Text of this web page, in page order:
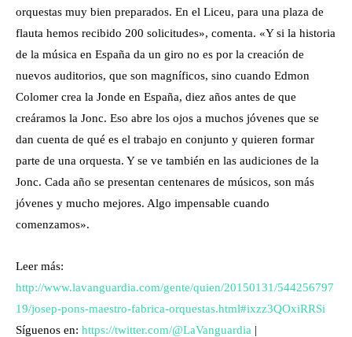
orquestas muy bien preparados. En el Liceu, para una plaza de
flauta hemos recibido 200 solicitudes», comenta. «Y si la historia
de la música en España da un giro no es por la creación de
nuevos auditorios, que son magníficos, sino cuando Edmon
Colomer crea la Jonde en España, diez años antes de que
creáramos la Jonc. Eso abre los ojos a muchos jóvenes que se
dan cuenta de qué es el trabajo en conjunto y quieren formar
parte de una orquesta. Y se ve también en las audiciones de la
Jonc. Cada año se presentan centenares de músicos, son más
jóvenes y mucho mejores. Algo impensable cuando
comenzamos».
Leer más:
http://www.lavanguardia.com/gente/quien/20150131/544256797
19/josep-pons-maestro-fabrica-orquestas.html#ixzz3QOxiRRSi
Síguenos en: https://twitter.com/@LaVanguardia |